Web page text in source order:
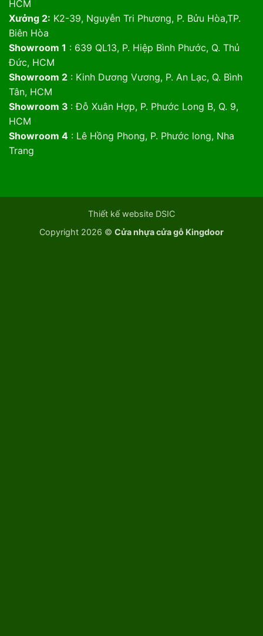
HCM
Xưởng 2: K2-39, Nguyễn Tri Phương, P. Bửu Hòa,TP.
Biên Hòa
Showroom 1 : 639 QL13, P. Hiệp Bình Phước, Q. Thủ
Đức, HCM
Showroom 2: Kinh Dương Vương, P. An Lạc, Q. Bình
Tân, HCM
Showroom 3 : Đỗ Xuân Hợp, P. Phước Long B, Q. 9,
HCM
Showroom 4: Lê Hồng Phong, P. Phước long, Nha
Trang
Thiết kế website DSIC
Copyright 2026 © Cửa nhựa cửa gỗ Kingdoor